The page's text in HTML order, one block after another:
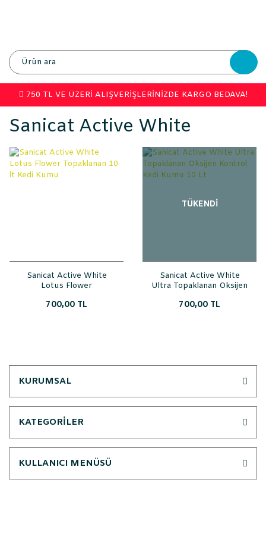
750 TL VE ÜZERİ ALIŞVERİŞLERİNİZDE KARGO BEDAVA!
Sanicat Active White
Sanicat Active White
Lotus Flower
Kumu
700,00 TL
TÜKENDİ
Sanicat Active White
Ultra Topaklanan Oksijen
700,00 TL
KURUMSAL
KATEGORİLER
KULLANICI MENÜSÜ